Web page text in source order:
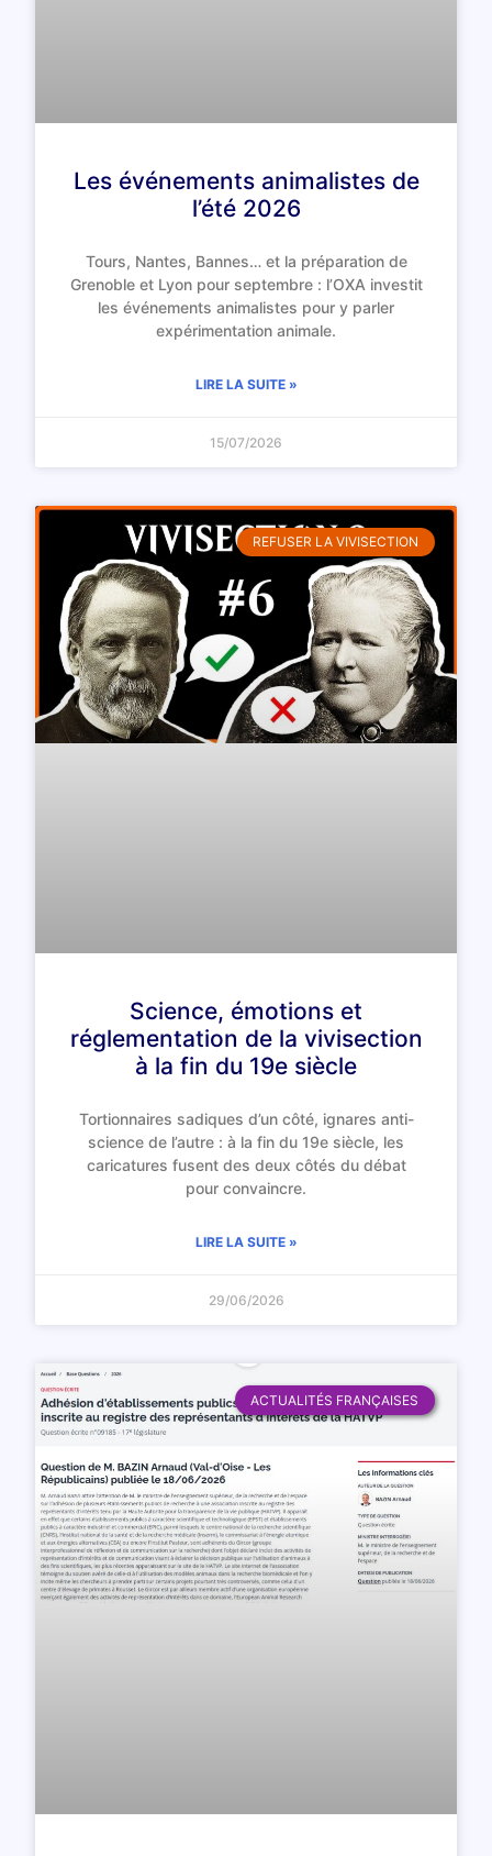
Les événements animalistes de
l’été 2026
Tours, Nantes, Bannes… et la préparation de
Grenoble et Lyon pour septembre : l’OXA investit
les événements animalistes pour y parler
expérimentation animale.
LIRE LA SUITE »
15/07/2026
REFUSER LA VIVISECTION
Science, émotions et
réglementation de la vivisection
à la fin du 19e siècle
Tortionnaires sadiques d’un côté, ignares anti-
science de l’autre : à la fin du 19e siècle, les
caricatures fusent des deux côtés du débat
pour convaincre.
LIRE LA SUITE »
29/06/2026
ACTUALITÉS FRANÇAISES